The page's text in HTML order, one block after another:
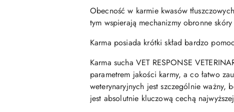
Obecność w karmie kwasów
tym wspierają mechanizmy obronne
Karma posiada krótki skład bardzo
Karma sucha VET RESPONSE
parametrem jakości karmy, a co łatwo
weterynaryjnych jest szczególnie ważny,
jest absolutnie kluczową cechą